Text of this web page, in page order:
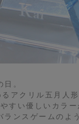
。
アクリル五月人
すい優しいカラー
ンスゲームのよ